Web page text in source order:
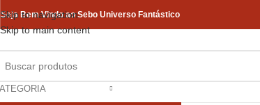
Skip to navigation
Skip to main content
Seja Bem Vindo ao Sebo Universo Fantástico